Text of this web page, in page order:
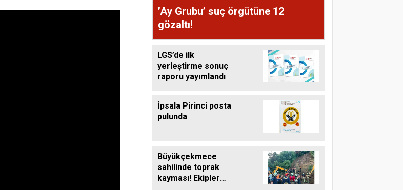
’Ay Grubu’ suç örgütüne 12
gözaltı!
LGS’de ilk
yerleştirme sonuç
raporu yayımlandı
İpsala Pirinci posta
pulunda
Büyükçekmece
sahilinde toprak
kayması! Ekipler